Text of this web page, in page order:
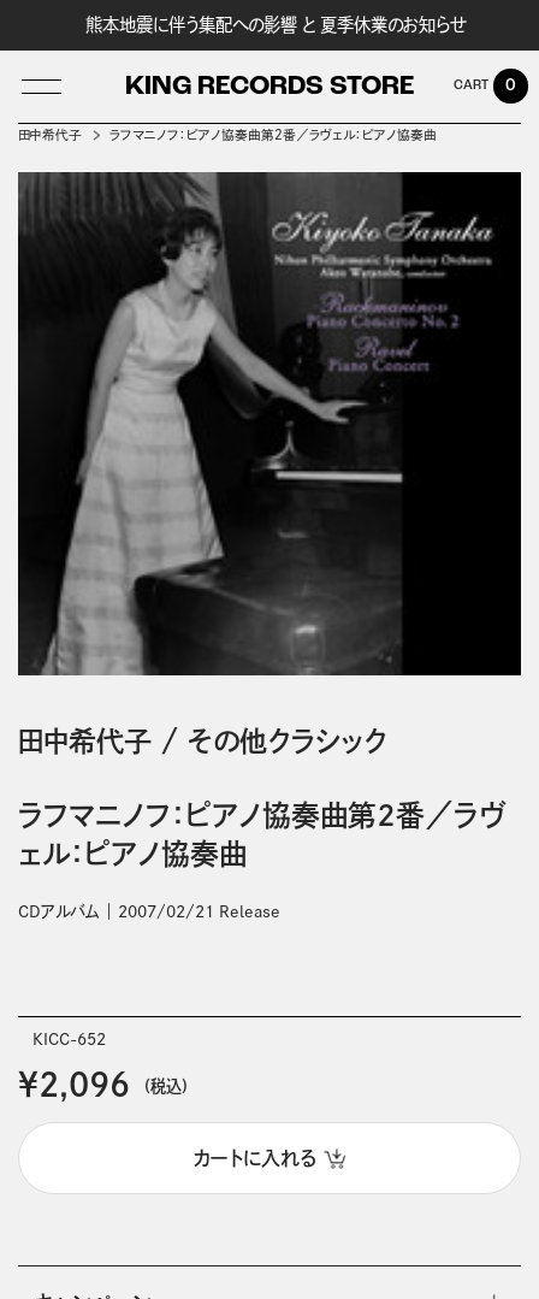
熊本地震に伴う集配への影響 と 夏季休業のお知らせ
KING RECORDS STORE
LOG IN
0
田中希代子 ラフマニノフ：ピアノ協奏曲第２番／ラヴェル：ピアノ協奏曲
田中希代子/ その他クラシック
ラフマニノフ：ピアノ協奏曲第２番／ラヴ
ェル：ピアノ協奏曲
CDアルバム 2007/02/21 Release
KICC-652
￥2,096 (税込)
カートに入れる